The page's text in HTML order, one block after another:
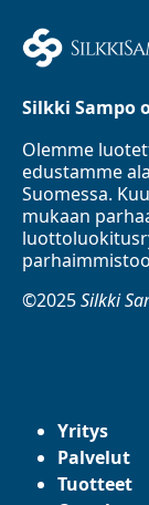
Silkki Sampo
Olemme
edustamme
Suomessa.
mukaan
©2025Silkki
Yritys
Palvelut
Tuotteet